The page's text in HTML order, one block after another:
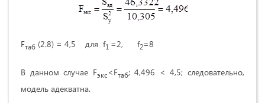
Fтаб (2.8) = 4,5 для f1 =2, f2=8
В данном случае Fэкс<Fтаб; 4,496 < 4,5; следовательно,
модель адекватна.